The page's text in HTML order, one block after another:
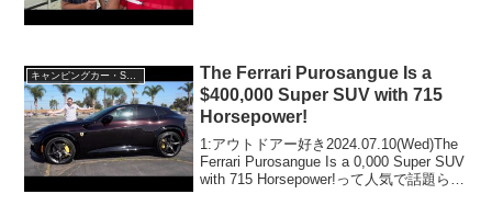
キャンピングカー・SUV人気車種
The Ferrari Purosangue Is a
$400,000 Super SUV with 715
Horsepower!
1:アウトドアー好き2024.07.10(Wed)The
Ferrari Purosangue Is a 0,000 Super SUV
with 715 Horsepower!って人気で話題らし